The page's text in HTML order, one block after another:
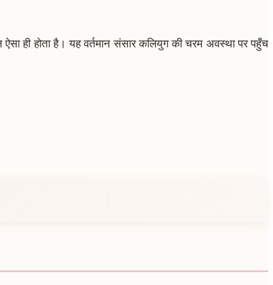
ही होता है। यह वर्तमान संसार कलियुग की चरम अवस्था पर पहुँच